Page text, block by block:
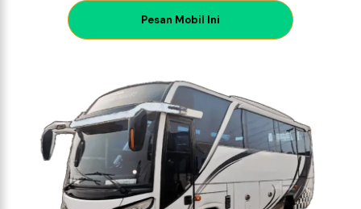
Pesan Mobil Ini